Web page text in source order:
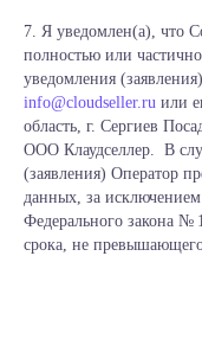
7. Я уведомлен(а), что
полностью или
уведомления
info@cloudseller.ru или
область, г. Сергиев
ООО Клаудселлер. В
(заявления) Оператор
данных, за
Федерального закона №
срока, не